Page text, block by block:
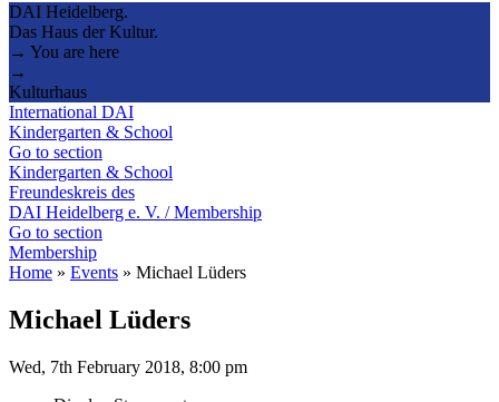
DAI Heidelberg.
Das Haus der Kultur.
→ You are here
→
Kulturhaus
International DAI
Kindergarten & School
Go to section
Kindergarten & School
Freundeskreis des
DAI Heidelberg e. V. / Membership
Go to section
Membership
Home » Events » Michael Lüders
Michael Lüders
Wed, 7th February 2018, 8:00 pm